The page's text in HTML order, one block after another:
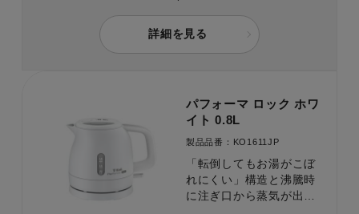
詳細を見る
パフォーマ ロック ホワ
イト 0.8L
製品品番：KO1611JP
「転倒してもお湯がこぼ
れにくい」構造と沸騰時
に注ぎ口から蒸気が出に